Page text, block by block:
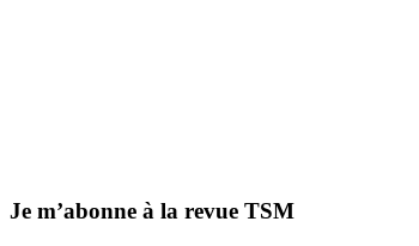
Je m’abonne à la revue TSM